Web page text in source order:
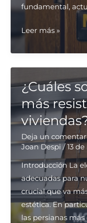
fundamental,
¿Qué
de
cerraduras
de
seguridad
son
más
efectivas
para
puertas
principales?
Leer más »
¿Cuáles
más
Deja un
Joan Despi/13
Introducción La
adecuadas para
crucial que va
estética. En
las persianas